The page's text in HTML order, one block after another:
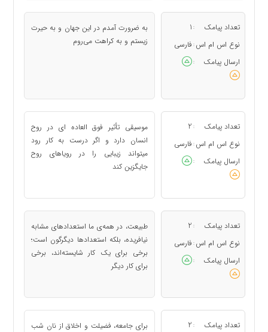
تعداد پیامک :
1
نوع اس ام اس : فارسی
ارسال پیامک
:
به‌ ضرورت آمدم در این جهان و به‌ حیرت
زیستم و به‌ کراهت می‌روم
تعداد پیامک :
2
نوع اس ام اس : فارسی
ارسال پیامک
:
موسیقی تأثیر فوق العاده ای در روح
انسان دارد و اگر درست به کار رود
میتواند زیبایی را در رویاهای روح
جایگزین کند
تعداد پیامک :
2
نوع اس ام اس : فارسی
ارسال پیامک
:
طبیعت، در همه‌ی ما استعدادهای مشابه
نیافریده، بلکه استعدادها دیگرگون است؛
برخی برای یک کار شایسته‌اند، برخی
برای کار دیگر
تعداد پیامک :
2
برای جامعه، فضیلت و اخلاق از نان شب